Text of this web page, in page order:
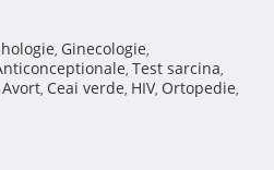
, Ginecologie,
, Test sarcina,
Avort, Ceai verde, HIV, Ortopedie,